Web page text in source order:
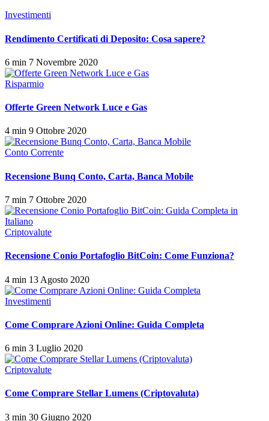
Investimenti
Rendimento Certificati di Deposito: Cosa sapere?
6 min 7 Novembre 2020
Risparmio
Offerte Green Network Luce e Gas
4 min 9 Ottobre 2020
Conto Corrente
Recensione Bunq Conto, Carta, Banca Mobile
7 min 7 Ottobre 2020
Criptovalute
Recensione Conio Portafoglio BitCoin: Come Funziona?
4 min 13 Agosto 2020
Investimenti
Come Comprare Azioni Online: Guida Completa
6 min 3 Luglio 2020
Criptovalute
Come Comprare Stellar Lumens (Criptovaluta)
3 min 30 Giugno 2020